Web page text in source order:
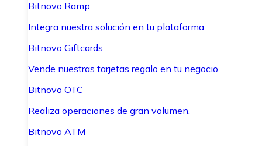
Bitnovo Ramp
Integra nuestra solución en tu plataforma.
Bitnovo Giftcards
Vende nuestras tarjetas regalo en tu negocio.
Bitnovo OTC
Realiza operaciones de gran volumen.
Bitnovo ATM